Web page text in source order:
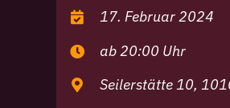
17. Februar 2024
ab 20:00 Uhr
Seilerstätte 10,